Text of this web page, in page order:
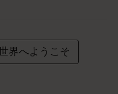
界へようこそ